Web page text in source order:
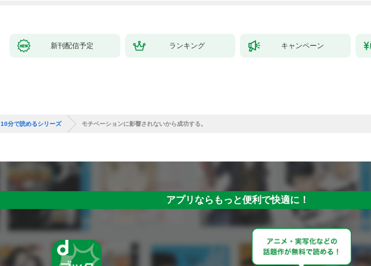
新刊配信予定 ランキング キャンペーン
10分で読めるシリーズ モチベーションに影響されないから成功する。
アプリならもっと便利で快適に！